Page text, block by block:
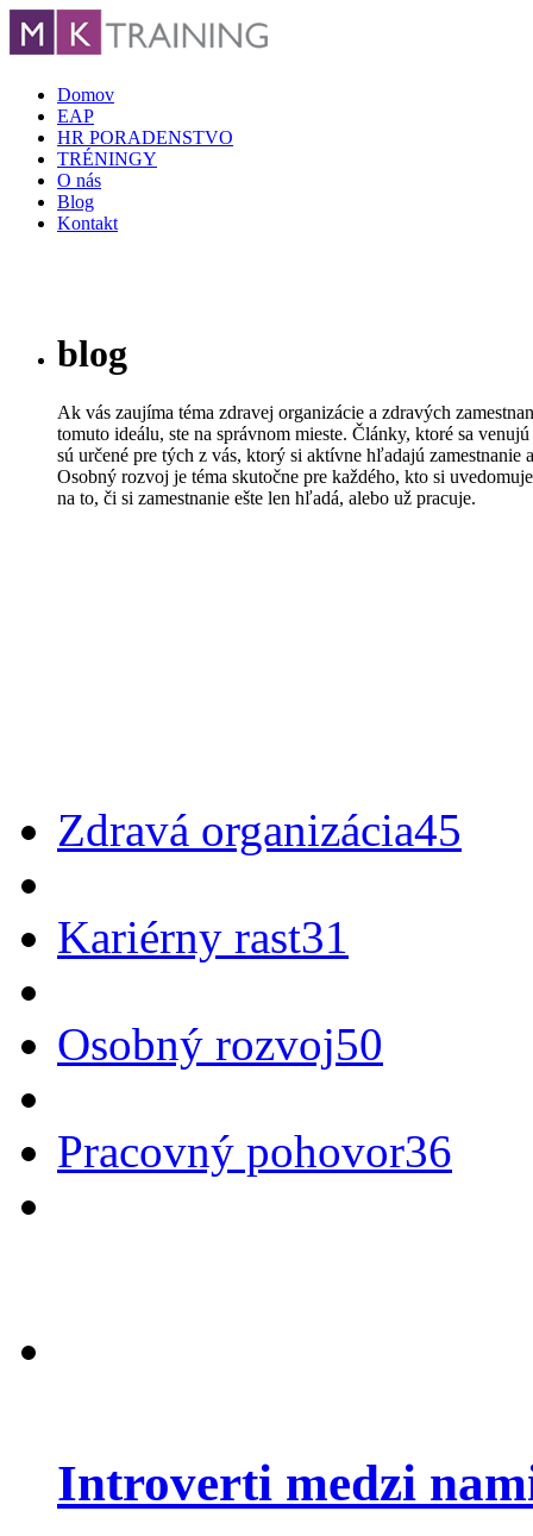
Domov
EAP
HR PORADENSTVO
TRÉNINGY
O nás
Blog
Kontakt
blog
Ak vás zaujíma téma zdravej organizácie a zdravých
tomuto ideálu, ste na správnom mieste. Články, ktoré sa
sú určené pre tých z vás, ktorý si aktívne hľadajú zamestnanie
Osobný rozvoj je téma skutočne pre každého, kto si
na to, či si zamestnanie ešte len hľadá, alebo už pracuje.
Zdravá organizácia45
Kariérny rast31
Osobný rozvoj50
Pracovný pohovor36
Introverti medzi